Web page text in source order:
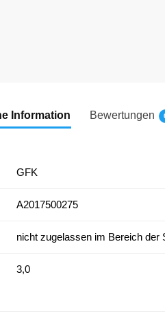
Information Bewertungen
GFK
A2017500275
nicht zugelassen im Bereich der
3,0